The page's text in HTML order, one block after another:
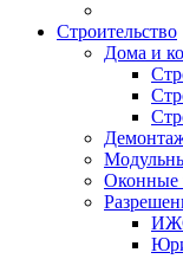
Строительство
Дома и
Оконные